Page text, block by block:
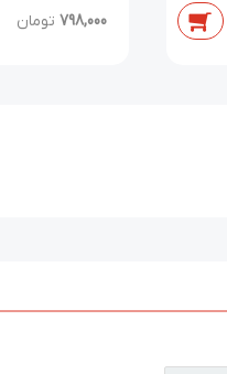
798,000 تومان